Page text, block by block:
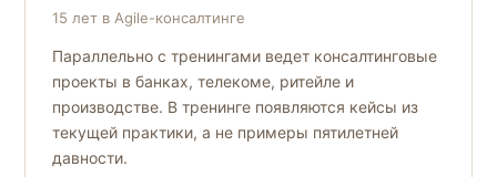
15 лет в Agile-консалтинге
Параллельно с тренингами ведет консалтинговые
проекты в банках, телекоме, ритейле и
производстве. В тренинге появляются кейсы из
текущей практики, а не примеры пятилетней
давности.